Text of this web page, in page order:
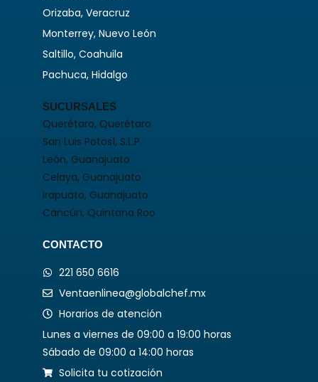
Orizaba, Veracruz
Monterrey, Nuevo León
Saltillo, Coahuila
Pachuca, Hidalgo
SUCURSALES
Querétaro, Querétaro
San Luis Potosí, S.L.P.
León, Guanajuato
Celaya, Guanajuato
Irapuato, Guanajuato
Cancún, Quintana Roo
CONTACTO
221 650 6616
Ventaenlinea@globalchef.mx
Horarios de atención
Lunes a viernes de 09:00 a 19:00 horas
Sábado de 09:00 a 14:00 horas
Solicita tu cotización